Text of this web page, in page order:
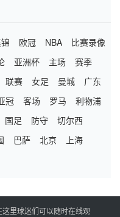
欧冠 NBA
比赛录像
亚洲杯 主场
赛季
联赛 女足 曼城
广东
冠 客场 罗马
利物浦
国足 防守
切尔西
巴萨 北京
上海
里球迷们可以随时在线观